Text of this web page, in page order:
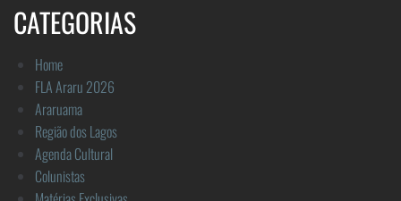
CATEGORIAS
Home
FLA Araru 2026
Araruama
Região dos Lagos
Agenda Cultural
Colunistas